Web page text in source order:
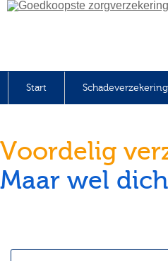
Start Schadeverzekering
Voordelig
Maar wel